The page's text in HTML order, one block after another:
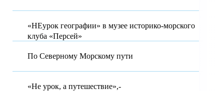
«НЕурок географии» в музее историко-морского
клуба «Персей»
По Северному Морскому пути
«Не урок, а путешествие»,-